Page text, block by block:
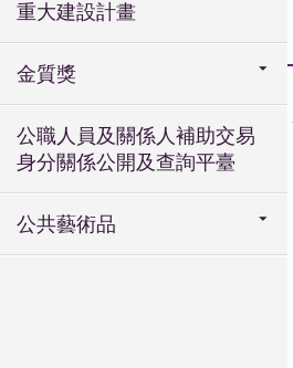
重大建設計畫
金質獎
公職人員及關係人補助交易
身分關係公開及查詢平臺
公共藝術品